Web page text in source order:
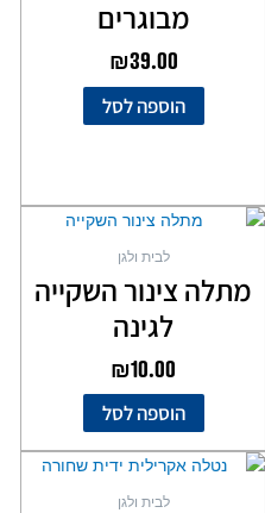
מבוגרים
₪39.00
הוספה לסל
לבית ולגן
מתלה צינור השקייה
לגינה
₪10.00
הוספה לסל
לבית ולגן